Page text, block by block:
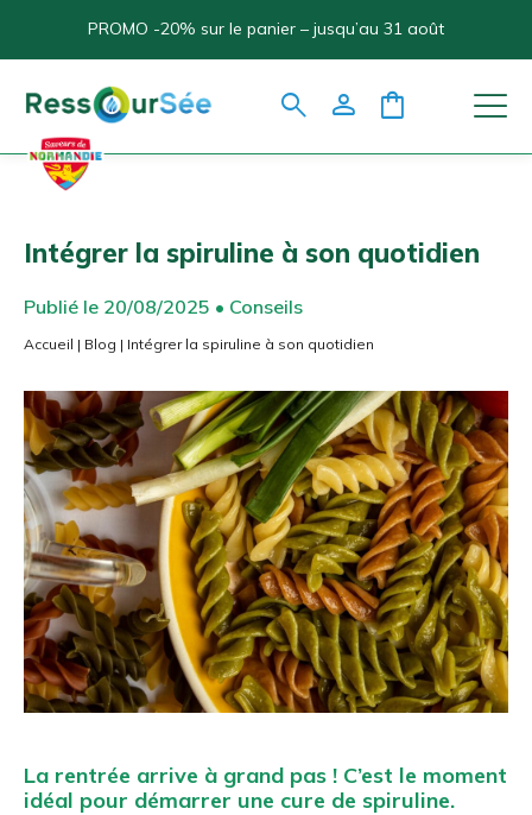
PROMO -20% sur le panier – jusqu’au 31 août
search person shopping_bag
Intégrer la spiruline à son quotidien
Publié le 20/08/2025 • Conseils
Accueil | Blog | Intégrer la spiruline à son quotidien
La rentrée arrive à grand pas ! C’est le moment
idéal pour démarrer une cure de spiruline.